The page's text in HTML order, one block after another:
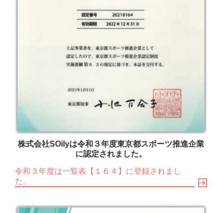
株式会社SOilyは令和３年度東京都スポーツ推進企業
に認定されました。
令和３年度は一覧表【１６４】に登録されまし
た。